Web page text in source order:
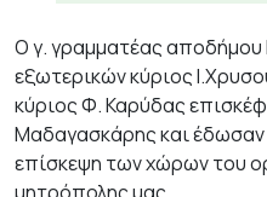
Ο γ. γραμματέας αποδήμου
εξωτερικών κύριος
κύριος Φ. Καρύδας
Μαδαγασκάρης και έδωσαν
επίσκεψη των χώρων του